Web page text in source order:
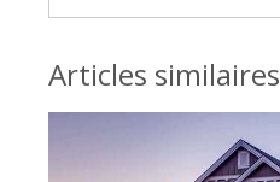
Articles similaires